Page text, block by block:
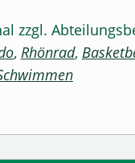
zzgl.
, Rhönrad,